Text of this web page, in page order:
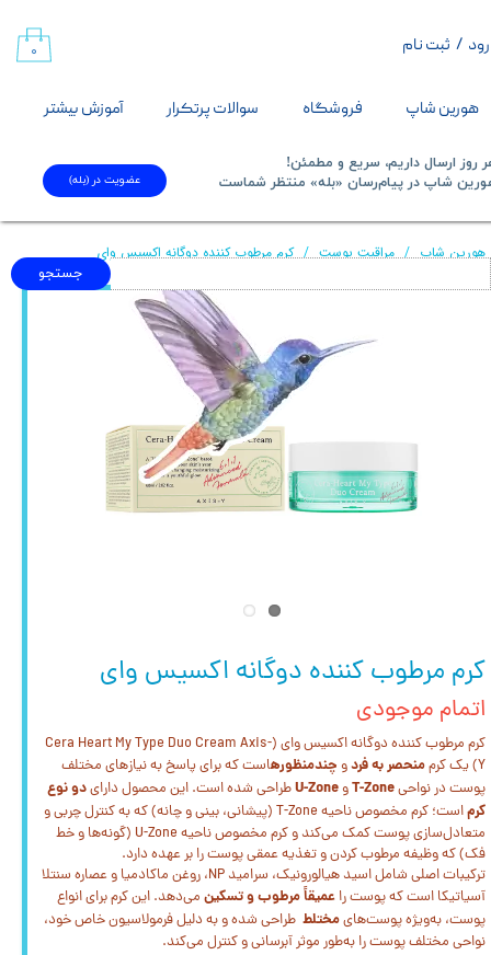
هورین شاپ فروشگاه سوالات پرتکرار آموزش بیشتر
/ ثبت نام
حساب کاربری من
تغییر گذر واژه
خروج از حساب کاربری
۰
جستجو
روز ارسال داریم، سریع و مطمئن!
شاپ در پیام‌رسان «بله» منتظر شماست​​​​​​​
عضویت در (بله)
هورین شاپ مراقبت پوست کرم مرطوب کننده دوگانه اکسیس وای
کرم مرطوب کننده دوگانه اکسیس وای
اتمام موجودی
کرم مرطوب کننده دوگانه اکسیس وای (Cera Heart My Type Duo Cream Axis-
Y) یک کرم
منحصر به فردو چندمنظورهاست که برای پاسخ به نیازهای مختلف
پوست در نواحیT-ZoneوU-Zoneطراحی شده است. این محصول دارایدو نوع
کرم
است؛ کرم مخصوص ناحیه T-Zone (پیشانی، بینی و چانه) که به کنترل چربی و
متعادل‌سازی پوست کمک می‌کند و کرم مخصوص ناحیه U-Zone (گونه‌ها و خط
فک) که وظیفه مرطوب کردن و تغذیه عمقی پوست را بر عهده دارد.
ترکیبات اصلی شامل اسید هیالورونیک، سرامید NP، روغن ماکادمیا و عصاره سنتلا
آسیاتیکا است که پوست را عمیقاً مرطوب و تسکین می‌دهد. این کرم برای انواع
پوست، به‌ویژه پوست‌هایمختلط طراحی شده و به دلیل فرمولاسیون خاص خود،
نواحی مختلف پوست را به‌طور موثر آبرسانی و کنترل می‌کند.